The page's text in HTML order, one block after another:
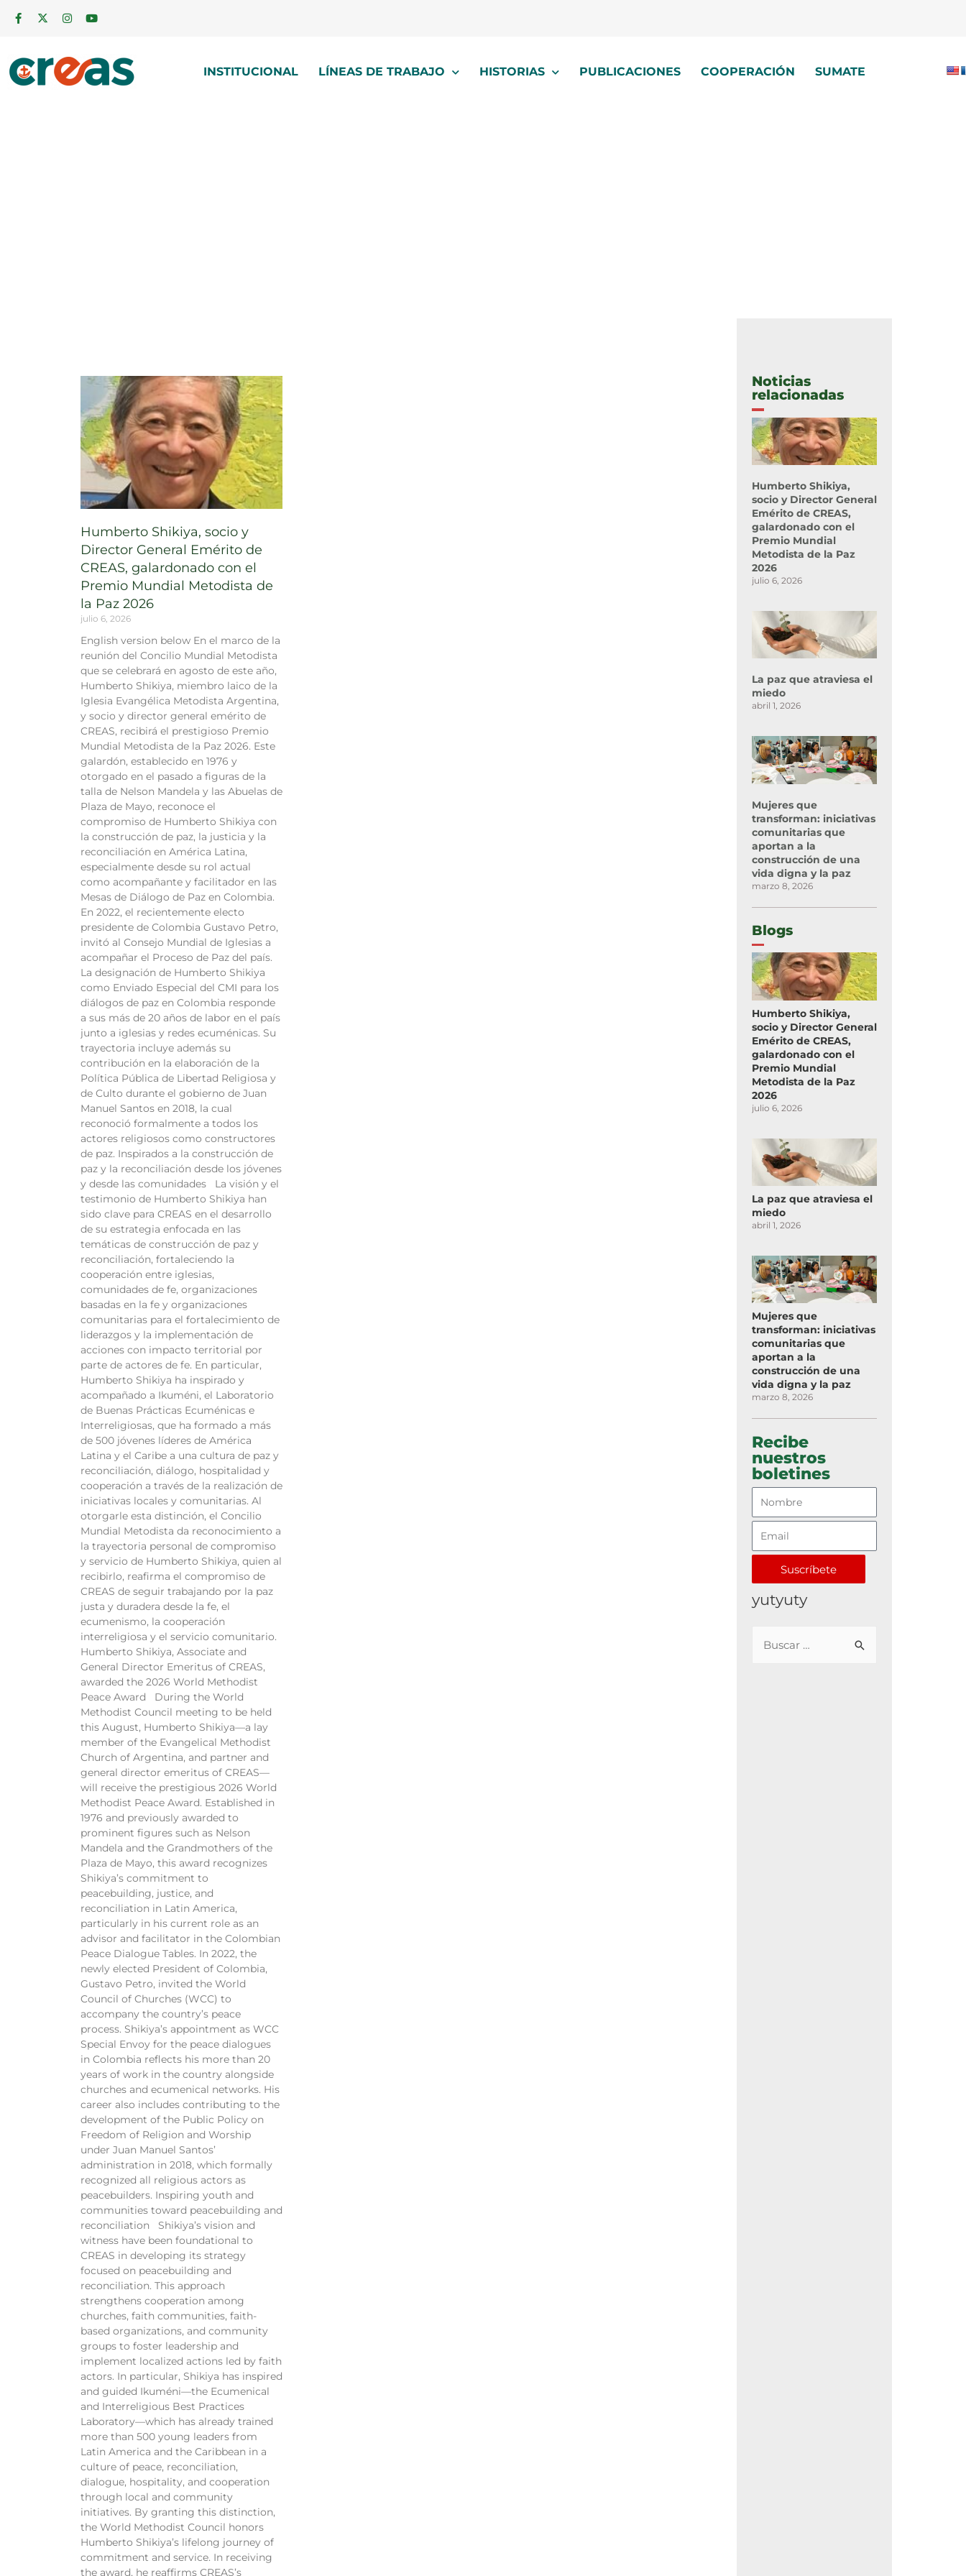
INSTITUCIONAL LÍNEAS DE TRABAJO HISTORIAS PUBLICACIONES COOPERACIÓN SUMATE
Humberto Shikiya, socio y
Director General Emérito de
CREAS, galardonado con el
Premio Mundial Metodista de
la Paz 2026
julio 6, 2026
English version below En el marco de la
reunión del Concilio Mundial Metodista
que se celebrará en agosto de este año,
Humberto Shikiya, miembro laico de la
Iglesia Evangélica Metodista Argentina,
y socio y director general emérito de
CREAS, recibirá el prestigioso Premio
Mundial Metodista de la Paz 2026. Este
galardón, establecido en 1976 y
otorgado en el pasado a figuras de la
talla de Nelson Mandela y las Abuelas de
Plaza de Mayo, reconoce el
compromiso de Humberto Shikiya con
la construcción de paz, la justicia y la
reconciliación en América Latina,
especialmente desde su rol actual
como acompañante y facilitador en las
Mesas de Diálogo de Paz en Colombia.
En 2022, el recientemente electo
presidente de Colombia Gustavo Petro,
invitó al Consejo Mundial de Iglesias a
acompañar el Proceso de Paz del país.
La designación de Humberto Shikiya
como Enviado Especial del CMI para los
diálogos de paz en Colombia responde
a sus más de 20 años de labor en el país
junto a iglesias y redes ecuménicas. Su
trayectoria incluye además su
contribución en la elaboración de la
Política Pública de Libertad Religiosa y
de Culto durante el gobierno de Juan
Manuel Santos en 2018, la cual
reconoció formalmente a todos los
actores religiosos como constructores
de paz. Inspirados a la construcción de
paz y la reconciliación desde los jóvenes
y desde las comunidades La visión y el
testimonio de Humberto Shikiya han
sido clave para CREAS en el desarrollo
de su estrategia enfocada en las
temáticas de construcción de paz y
reconciliación, fortaleciendo la
cooperación entre iglesias,
comunidades de fe, organizaciones
basadas en la fe y organizaciones
comunitarias para el fortalecimiento de
liderazgos y la implementación de
acciones con impacto territorial por
parte de actores de fe. En particular,
Humberto Shikiya ha inspirado y
acompañado a Ikuméni, el Laboratorio
de Buenas Prácticas Ecuménicas e
Interreligiosas, que ha formado a más
de 500 jóvenes líderes de América
Latina y el Caribe a una cultura de paz y
reconciliación, diálogo, hospitalidad y
cooperación a través de la realización de
iniciativas locales y comunitarias. Al
otorgarle esta distinción, el Concilio
Mundial Metodista da reconocimiento a
la trayectoria personal de compromiso
y servicio de Humberto Shikiya, quien al
recibirlo, reafirma el compromiso de
CREAS de seguir trabajando por la paz
justa y duradera desde la fe, el
ecumenismo, la cooperación
interreligiosa y el servicio comunitario.
Humberto Shikiya, Associate and
General Director Emeritus of CREAS,
awarded the 2026 World Methodist
Peace Award During the World
Methodist Council meeting to be held
this August, Humberto Shikiya—a lay
member of the Evangelical Methodist
Church of Argentina, and partner and
general director emeritus of CREAS—
will receive the prestigious 2026 World
Methodist Peace Award. Established in
1976 and previously awarded to
prominent figures such as Nelson
Mandela and the Grandmothers of the
Plaza de Mayo, this award recognizes
Shikiya’s commitment to
peacebuilding, justice, and
reconciliation in Latin America,
particularly in his current role as an
advisor and facilitator in the Colombian
Peace Dialogue Tables. In 2022, the
newly elected President of Colombia,
Gustavo Petro, invited the World
Council of Churches (WCC) to
accompany the country’s peace
process. Shikiya’s appointment as WCC
Special Envoy for the peace dialogues
in Colombia reflects his more than 20
years of work in the country alongside
churches and ecumenical networks. His
career also includes contributing to the
development of the Public Policy on
Freedom of Religion and Worship
under Juan Manuel Santos’
administration in 2018, which formally
recognized all religious actors as
peacebuilders. Inspiring youth and
communities toward peacebuilding and
reconciliation Shikiya’s vision and
witness have been foundational to
CREAS in developing its strategy
focused on peacebuilding and
reconciliation. This approach
strengthens cooperation among
churches, faith communities, faith-
based organizations, and community
groups to foster leadership and
implement localized actions led by faith
actors. In particular, Shikiya has inspired
and guided Ikuméni—the Ecumenical
and Interreligious Best Practices
Laboratory—which has already trained
more than 500 young leaders from
Latin America and the Caribbean in a
culture of peace, reconciliation,
dialogue, hospitality, and cooperation
through local and community
initiatives. By granting this distinction,
the World Methodist Council honors
Humberto Shikiya’s lifelong journey of
commitment and service. In receiving
the award, he reaffirms CREAS’s
Noticias
relacionadas
Humberto Shikiya,
socio y Director General
Emérito de CREAS,
galardonado con el
Premio Mundial
Metodista de la Paz
2026
julio 6, 2026
La paz que atraviesa el
miedo
abril 1, 2026
Mujeres que
transforman: iniciativas
comunitarias que
aportan a la
construcción de una
vida digna y la paz
marzo 8, 2026
Blogs
Humberto Shikiya,
socio y Director General
Emérito de CREAS,
galardonado con el
Premio Mundial
Metodista de la Paz
2026
julio 6, 2026
La paz que atraviesa el
miedo
abril 1, 2026
Mujeres que
transforman: iniciativas
comunitarias que
aportan a la
construcción de una
vida digna y la paz
marzo 8, 2026
Recibe
nuestros
boletines
Suscríbete
yutyuty